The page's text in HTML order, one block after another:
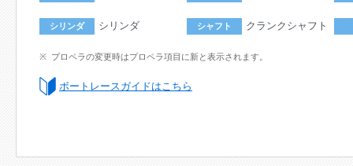
シリンダ シリンダ シャフト クランクシャフト
プロペラの変更時はプロペラ項目に新と表示されます。
ボートレースガイドはこちら